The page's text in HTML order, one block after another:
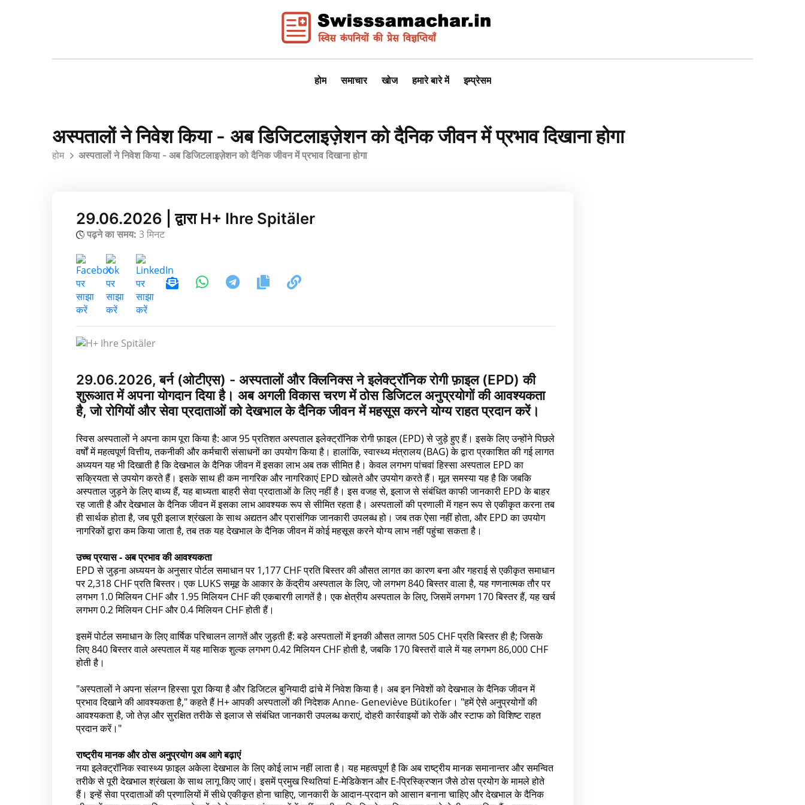
होम समाचार खोज हमारे बारे में इम्प्रेसम
अस्पतालों ने निवेश किया - अब डिजिटलाइज़ेशन को दैनिक जीवन में प्रभाव दिखाना होगा
होम अस्पतालों ने निवेश किया - अब डिजिटलाइज़ेशन को दैनिक जीवन में प्रभाव दिखाना होगा
29.06.2026 | द्वारा H+ Ihre Spitäler
पढ़ने का समय: 3 मिनट
29.06.2026, बर्न (ओटीएस) - अस्पतालों और क्लिनिक्स ने इलेक्ट्रॉनिक रोगी फ़ाइल (EPD) की
शुरूआत में अपना योगदान दिया है। अब अगली विकास चरण में ठोस डिजिटल अनुप्रयोगों की आवश्यकता
है, जो रोगियों और सेवा प्रदाताओं को देखभाल के दैनिक जीवन में महसूस करने योग्य राहत प्रदान करें।
स्विस अस्पतालों ने अपना काम पूरा किया है: आज 95 प्रतिशत अस्पताल इलेक्ट्रॉनिक रोगी फ़ाइल (EPD) से जुड़े हुए हैं। इसके लिए उन्होंने पिछले
वर्षों में महत्वपूर्ण वित्तीय, तकनीकी और कर्मचारी संसाधनों का उपयोग किया है। हालांकि, स्वास्थ्य मंत्रालय (BAG) के द्वारा प्रकाशित की गई लागत
अध्ययन यह भी दिखाती है कि देखभाल के दैनिक जीवन में इसका लाभ अब तक सीमित है। केवल लगभग पांचवां हिस्सा अस्पताल EPD का
सक्रियता से उपयोग करते हैं। इसके साथ ही कम नागरिक और नागरिकाएं EPD खोलते और उपयोग करते हैं। मूल समस्या यह है कि जबकि
अस्पताल जुड़ने के लिए बाध्य हैं, यह बाध्यता बाहरी सेवा प्रदाताओं के लिए नहीं है। इस वजह से, इलाज से संबंधित काफी जानकारी EPD के बाहर
रह जाती है और देखभाल के दैनिक जीवन में इसका लाभ आवश्यक रूप से सीमित रहता है। अस्पतालों की प्रणाली में गहन रूप से एकीकृत करना तब
ही सार्थक होता है, जब पूरी इलाज श्रंखला के साथ अद्यतन और प्रासंगिक जानकारी उपलब्ध हो। जब तक ऐसा नहीं होता, और EPD का उपयोग
नागरिकों द्वारा कम किया जाता है, तब तक यह देखभाल के दैनिक जीवन में कोई महसूस करने योग्य लाभ नहीं पहुंचा सकता है।
उच्च प्रयास - अब प्रभाव की आवश्यकता
EPD से जुड़ना अध्ययन के अनुसार पोर्टल समाधान पर 1,177 CHF प्रति बिस्तर की औसत लागत का कारण बना और गहराई से एकीकृत समाधान
पर 2,318 CHF प्रति बिस्तर। एक LUKS समूह के आकार के केंद्रीय अस्पताल के लिए, जो लगभग 840 बिस्तर वाला है, यह गणनात्मक तौर पर
लगभग 1.0 मिलियन CHF और 1.95 मिलियन CHF की एकबारगी लागतें है। एक क्षेत्रीय अस्पताल के लिए, जिसमें लगभग 170 बिस्तर हैं, यह खर्च
लगभग 0.2 मिलियन CHF और 0.4 मिलियन CHF होती हैं।
इसमें पोर्टल समाधान के लिए वार्षिक परिचालन लागतें और जुड़ती हैं: बड़े अस्पतालों में इनकी औसत लागत 505 CHF प्रति बिस्तर ही है; जिसके
लिए 840 बिस्तर वाले अस्पताल में यह मासिक शुल्क लगभग 0.42 मिलियन CHF होती है, जबकि 170 बिस्तरों वाले में यह लगभग 86,000 CHF
होती है।
"अस्पतालों ने अपना संलग्न हिस्सा पूरा किया है और डिजिटल बुनियादी ढांचे में निवेश किया है। अब इन निवेशों को देखभाल के दैनिक जीवन में
प्रभाव दिखाने की आवश्यकता है," कहते हैं H+ आपकी अस्पतालों की निदेशक Anne- Geneviève Bütikofer। "हमें ऐसे अनुप्रयोगों की
आवश्यकता है, जो तेज़ और सुरक्षित तरीके से इलाज से संबंधित जानकारी उपलब्ध कराएं, दोहरी कार्रवाइयों को रोकें और स्टाफ को विशिष्ट राहत
प्रदान करें।"
राष्ट्रीय मानक और ठोस अनुप्रयोग अब आगे बढ़ाएं
नया इलेक्ट्रॉनिक स्वास्थ्य फ़ाइल अकेला देखभाल के लिए कोई लाभ नहीं लाता है। यह महत्वपूर्ण है कि अब राष्ट्रीय मानक समानान्तर और समन्वित
तरीके से पूरी देखभाल श्रंखला के साथ लागू किए जाएं। इसमें प्रमुख स्थितियां E-मेडिकेशन और E-प्रिस्क्रिप्शन जैसे ठोस प्रयोग के मामले होते
हैं। इन्हें सेवा प्रदाताओं की प्रणालियों में सीधे एकीकृत होना चाहिए, जानकारी के आदान-प्रदान को आसान बनाना चाहिए और देखभाल के दैनिक